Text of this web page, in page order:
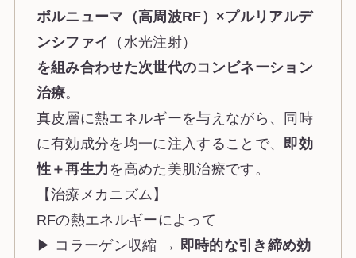
ボルニューマ（高周波RF）×プルリアルデ
ンシファイ
（水光注射）
を組み合わせた次世代のコンビネーション
治療。
真皮層に熱エネルギーを与えながら、同時
に有効成分を均一に注入することで、
即効
性＋再生力 を高めた美肌治療です。
【治療メカニズム】
RFの熱エネルギーによって
▶ コラーゲン収縮 → 即時的な引き締め効